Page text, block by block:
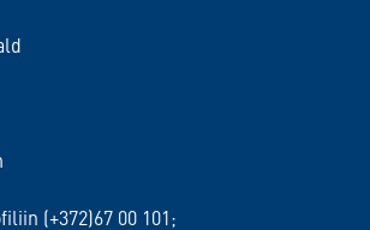
(+372)67 00 101;